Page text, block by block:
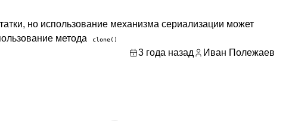
но использование механизма сериализации может
метода
clone()
3 года назад Иван Полежаев